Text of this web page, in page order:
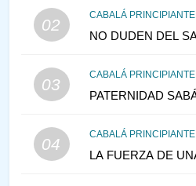
02
CABALÁ PRINCIPIANTE
NO DUDEN DEL
03
CABALÁ PRINCIPIANTE
PATERNIDAD
04
CABALÁ PRINCIPIANTE
LA FUERZA DE
146
VEAMOS